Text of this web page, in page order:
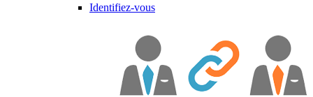
Identifiez-vous